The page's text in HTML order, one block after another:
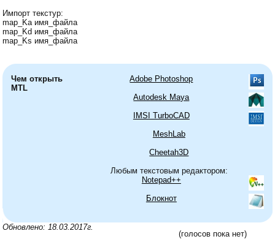
Импорт текстур:
map_Ka имя_файла
map_Kd имя_файла
map_Ks имя_файла
Чем открыть
MTL
Adobe Photoshop
Autodesk Maya
IMSI TurboCAD
MeshLab
Cheetah3D
Любым текстовым редактором:
Notepad++
Блокнот
Обновлено: 18.03.2017г.
(голосов пока нет)